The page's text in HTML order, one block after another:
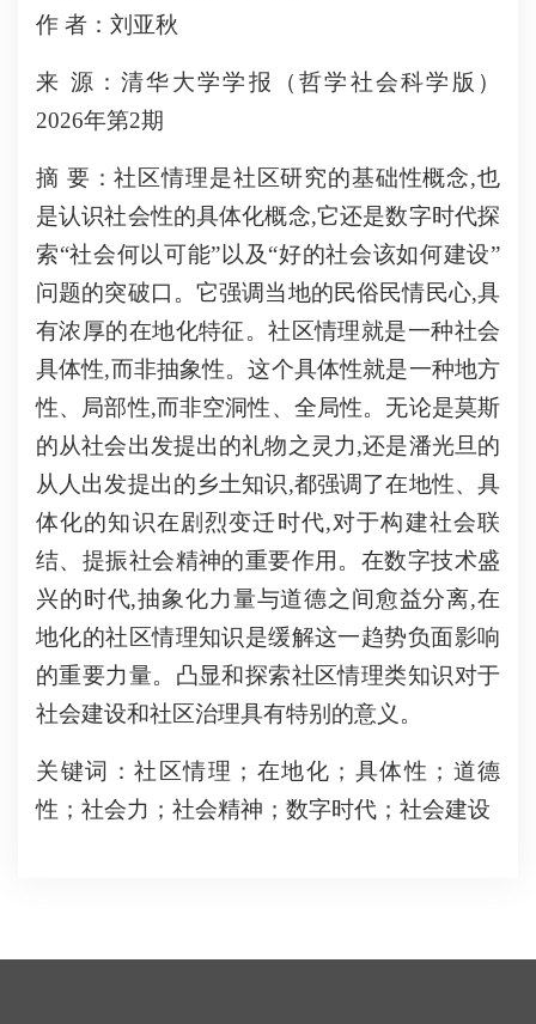
作 者：刘亚秋
来 源：清华大学学报（哲学社会科学版）
2026年第2期
摘 要：社区情理是社区研究的基础性概念,也
是认识社会性的具体化概念,它还是数字时代探
索“社会何以可能”以及“好的社会该如何建设”
问题的突破口。它强调当地的民俗民情民心,具
有浓厚的在地化特征。社区情理就是一种社会
具体性,而非抽象性。这个具体性就是一种地方
性、局部性,而非空洞性、全局性。无论是莫斯
的从社会出发提出的礼物之灵力,还是潘光旦的
从人出发提出的乡土知识,都强调了在地性、具
体化的知识在剧烈变迁时代,对于构建社会联
结、提振社会精神的重要作用。在数字技术盛
兴的时代,抽象化力量与道德之间愈益分离,在
地化的社区情理知识是缓解这一趋势负面影响
的重要力量。凸显和探索社区情理类知识对于
社会建设和社区治理具有特别的意义。
关键词：社区情理；在地化；具体性；道德
性；社会力；社会精神；数字时代；社会建设